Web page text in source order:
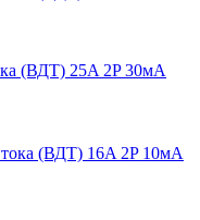
(ВДТ) 25A 2P 30мА